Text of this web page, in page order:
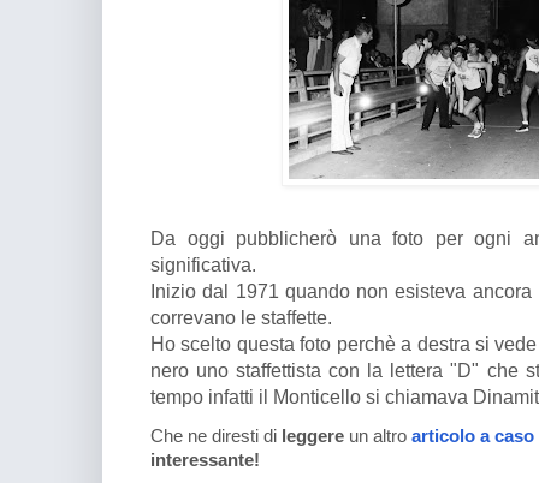
Da oggi pubblicherò una foto per ogni
significativa.
Inizio dal 1971 quando non esisteva
correvano le staffette.
Ho scelto questa foto perchè a destra si
nero uno staffettista con la lettera "D" che
tempo infatti il Monticello si chiamava
Che ne diresti di leggere un altro articolo a caso
interessante!